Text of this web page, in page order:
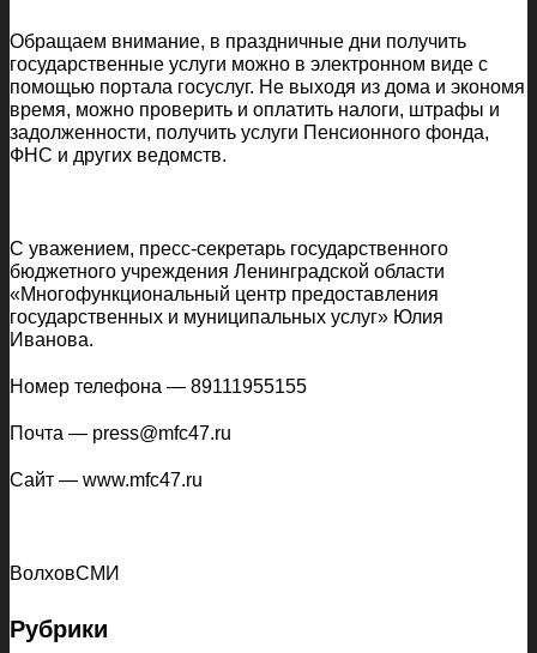
Обращаем внимание, в праздничные дни получить
государственные услуги можно в электронном виде с
помощью портала госуслуг. Не выходя из дома и экономя
время, можно проверить и оплатить налоги, штрафы и
задолженности, получить услуги Пенсионного фонда,
ФНС и других ведомств.
С уважением, пресс-секретарь государственного
бюджетного учреждения Ленинградской области
«Многофункциональный центр предоставления
государственных и муниципальных услуг» Юлия
Иванова.
Номер телефона — 89111955155
Почта — press@mfc47.ru
Сайт — www.mfc47.ru
ВолховСМИ
Рубрики